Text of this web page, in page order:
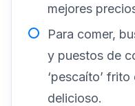
mejores
Para comer,
y puestos de
‘pescaíto’
delicioso.